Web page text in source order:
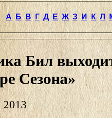
А Б В Г Д Е Ж З И К Л
Бил
Сезона»
2013